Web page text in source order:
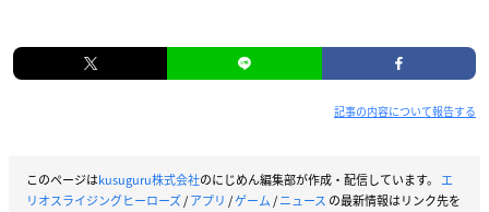
記事の内容について報告する
このページはkusuguru株式会社のにじめん編集部が作成・配信しています。 エ
リオスライジングヒーローズ/アプリ /ゲーム/ニュース の最新情報はリンク先を